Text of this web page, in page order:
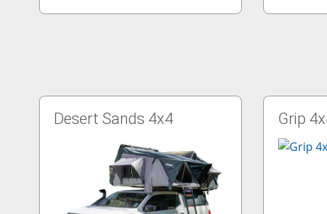
Desert Sands 4x4 Grip